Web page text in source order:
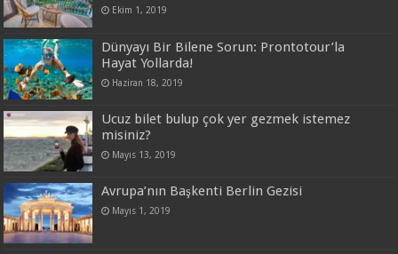
Ekim 1, 2019
Dünyayı Bir Bilene Sorun: Prontotour’la
Hayat Yollarda!
Haziran 18, 2019
Ucuz bilet bulup çok yer gezmek istemez
misiniz?
Mayıs 13, 2019
Avrupa’nın Başkenti Berlin Gezisi
Mayıs 1, 2019